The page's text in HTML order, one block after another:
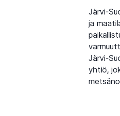
Järvi-
ja
Järvi-
yhtiö,